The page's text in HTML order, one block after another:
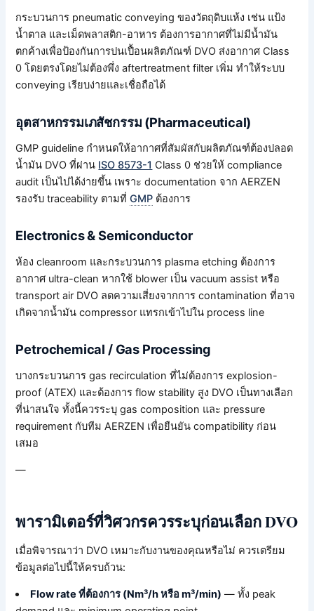
กระบวนการ pneumatic conveying ของวัตถุดิบแห้ง เช่น แป้ง
น้ำตาล และเม็ดพลาสติก-อาหาร ต้องการอากาศที่ไม่มีน้ำมัน
ตกค้างเพื่อป้องกันการปนเปื้อนผลิตภัณฑ์ DVO ส่งอากาศ Class
0 โดยตรงโดยไม่ต้องพึ่ง aftertreatment filter เพิ่ม ทำให้ระบบ
conveying เรียบง่ายและเชื่อถือได้
อุตสาหกรรมเภสัชกรรม (Pharmaceutical)
GMP guideline กำหนดให้อากาศที่สัมผัสกับผลิตภัณฑ์ต้องปลอด
น้ำมัน DVO ที่ผ่าน ISO 8573-1 Class 0 ช่วยให้ compliance
audit เป็นไปได้ง่ายขึ้น เพราะ documentation จาก AERZEN
รองรับ traceability ตามที่GMP ต้องการ
Electronics & Semiconductor
ห้อง cleanroom และกระบวนการ plasma etching ต้องการ
อากาศ ultra-clean หากใช้ blower เป็น vacuum assist หรือ
transport air DVO ลดความเสี่ยงจากการ contamination ที่อาจ
เกิดจากน้ำมัน compressor แทรกเข้าไปใน process line
Petrochemical / Gas Processing
บางกระบวนการ gas recirculation ที่ไม่ต้องการ explosion-
proof (ATEX) และต้องการ flow stability สูง DVO เป็นทางเลือก
ที่น่าสนใจ ทั้งนี้ควรระบุ gas composition และ pressure
requirement กับทีม AERZEN เพื่อยืนยัน compatibility ก่อน
เสมอ
—
พารามิเตอร์ที่วิศวกรควรระบุก่อนเลือก DVO
เมื่อพิจารณาว่า DVO เหมาะกับงานของคุณหรือไม่ ควรเตรียม
ข้อมูลต่อไปนี้ให้ครบถ้วน:
Flow rate ที่ต้องการ (Nm³/h หรือ m³/min) — ทั้ง peak